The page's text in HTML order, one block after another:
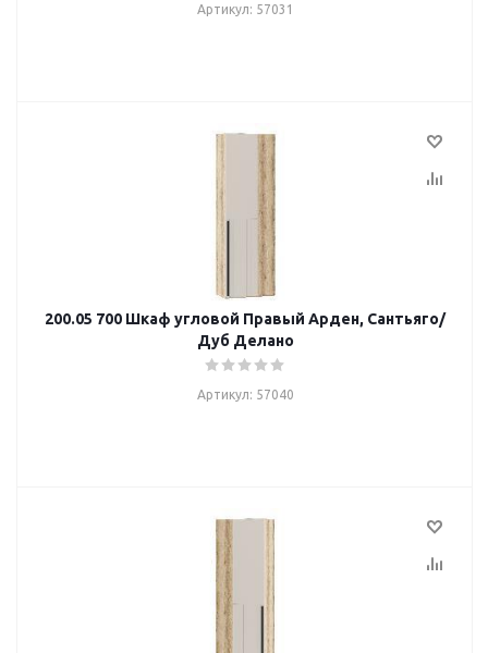
Артикул: 57031
200.05 700 Шкаф угловой Правый Арден, Сантьяго/
Дуб Делано
Артикул: 57040